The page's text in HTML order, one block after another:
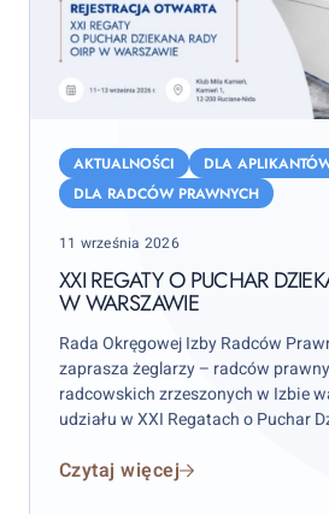
Regaty
Dziekana
Rady
OIRP
Warszawie
AKTUALNOŚCI
DLA
DLA RADCÓW PRAWNYCH
Posted
11 września 2026
XXI REGATY O PUCHAR
W WARSZAWIE
Rada Okręgowej Izby Radców
zaprasza żeglarzy – radców
radcowskich zrzeszonych w Izbie
udziału w XXI Regatach o Puchar
września 2026 r. (sobota–niedziela),
Czytaj więcej